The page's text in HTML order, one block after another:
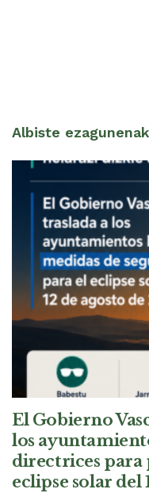
Albiste ezagunenak
El Gobierno
los
directrices para
eclipse solar del